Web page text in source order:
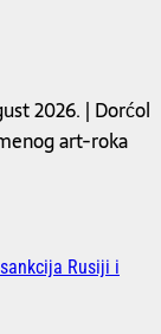
2026. | Dorćol
art-roka
Rusiji i